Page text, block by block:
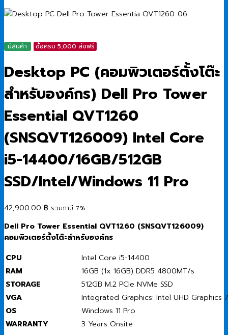
มีสินค้า ซื้อครบ 5,000 ส่งฟรี
Desktop PC (คอมพิวเตอร์ตั้งโต๊ะ
สำหรับองค์กร) Dell Pro Tower
Essential QVT1260
(SNSQVT126009) Intel Core
i5-14400/16GB/512GB
SSD/Intel/Windows 11 Pro
42,900.00 ฿ รวมภาษี 7%
Dell Pro Tower Essential QVT1260 (SNSQVT126009)
คอมพิวเตอร์ตั้งโต๊ะสำหรับองค์กร
CPU
Intel Core i5-14400
RAM
16GB (1x 16GB) DDR5 4800MT/s
STORAGE
512GB M.2 PCIe NVMe SSD
VGA
Integrated Graphics: Intel UHD Graphics
OS
Windows 11 Pro
WARRANTY
3 Years Onsite